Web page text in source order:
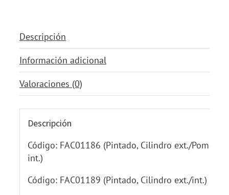
Descripción
Información adicional
Valoraciones (0)
Descripción
Código: FAC01186 (Pintado, Cilindro ext./Pomo
int.)
Código: FAC01189 (Pintado, Cilindro ext./int.)